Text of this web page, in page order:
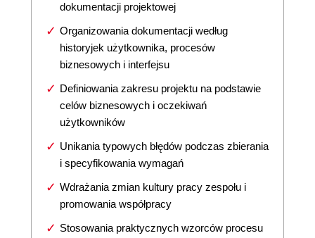
dokumentacji projektowej
Organizowania dokumentacji według
historyjek użytkownika, procesów
biznesowych i interfejsu
Definiowania zakresu projektu na podstawie
celów biznesowych i oczekiwań
użytkowników
Unikania typowych błędów podczas zbierania
i specyfikowania wymagań
Wdrażania zmian kultury pracy zespołu i
promowania współpracy
Stosowania praktycznych wzorców procesu